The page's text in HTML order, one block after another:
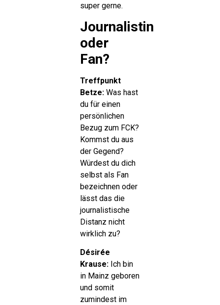
super gerne.
Journalistin
oder
Fan?
Treffpunkt
Betze:Was hast
du für einen
persönlichen
Bezug zum FCK?
Kommst du aus
der Gegend?
Würdest du dich
selbst als Fan
bezeichnen oder
lässt das die
journalistische
Distanz nicht
wirklich zu?
Désirée
Krause:Ich bin
in Mainz geboren
und somit
zumindest im